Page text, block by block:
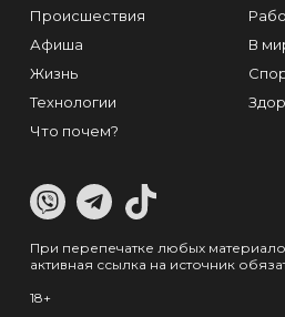
Происшествия
Афиша
Жизнь
Технологии
Что почем?
В
При перепечатке любых
активная ссылка на источник
18+